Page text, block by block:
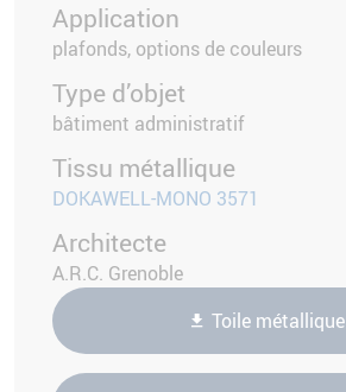
Application
plafonds, options de couleurs
Type d’objet
bâtiment administratif
Tissu métallique
DOKAWELL-MONO 3571
Architecte
A.R.C. Grenoble
Toile métallique